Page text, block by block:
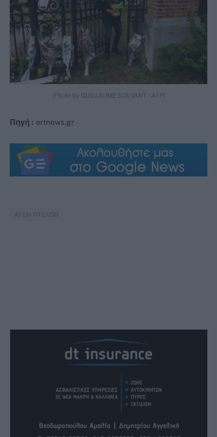
(Photo by GUILLAUME SOUVANT / AFP)
Πηγή : ertnews.gr
ΑΛΕΝ ΝΤΕΛΟΝ